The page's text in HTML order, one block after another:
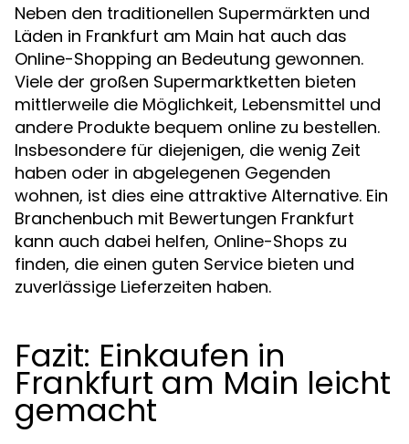
Neben den traditionellen Supermärkten und
Läden in Frankfurt am Main hat auch das
Online-Shopping an Bedeutung gewonnen.
Viele der großen Supermarktketten bieten
mittlerweile die Möglichkeit, Lebensmittel und
andere Produkte bequem online zu bestellen.
Insbesondere für diejenigen, die wenig Zeit
haben oder in abgelegenen Gegenden
wohnen, ist dies eine attraktive Alternative. Ein
Branchenbuch mit Bewertungen Frankfurt
kann auch dabei helfen, Online-Shops zu
finden, die einen guten Service bieten und
zuverlässige Lieferzeiten haben.
Fazit: Einkaufen in
Frankfurt am Main leicht
gemacht